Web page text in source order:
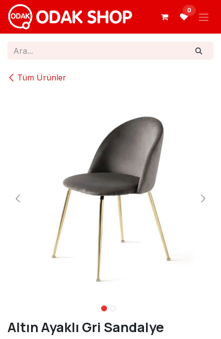
İçereği Atla
0
Tüm Ürünler
Altın Ayaklı Gri Sandalye